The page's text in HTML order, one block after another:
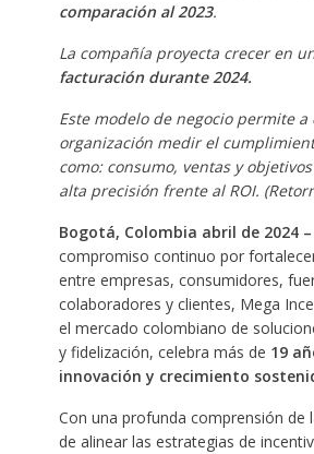
comparación al 2023.
La compañía proyecta crecer en
facturación durante 2024.
Este modelo de negocio permite
organización medir el
como: consumo, ventas y
alta precisión frente al ROI.
Bogotá, Colombia abril de 2024 –
compromiso continuo por
entre empresas, consumidores,
colaboradores y clientes, Mega
el mercado colombiano de
y fidelización, celebra más de 19
innovación y crecimiento
Con una profunda comprensión de
de alinear las estrategias de